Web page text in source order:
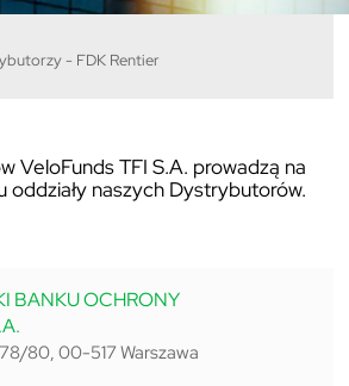
- FDK Rentier
VeloFunds TFI S.A. prowadzą na
oddziały naszych Dystrybutorów.
BANKU OCHRONY
80, 00-517 Warszawa